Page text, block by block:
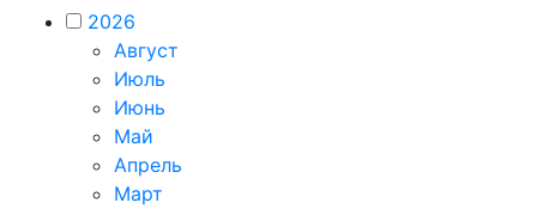
2026
Август
Июль
Июнь
Май
Апрель
Март